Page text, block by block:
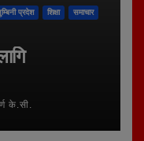
प्रदेश शिक्षा समाचार
के.सी.